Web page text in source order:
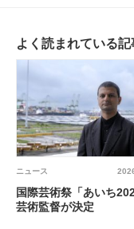
よく読まれている記
ニュース
国際芸術祭「あいち
芸術監督が決定